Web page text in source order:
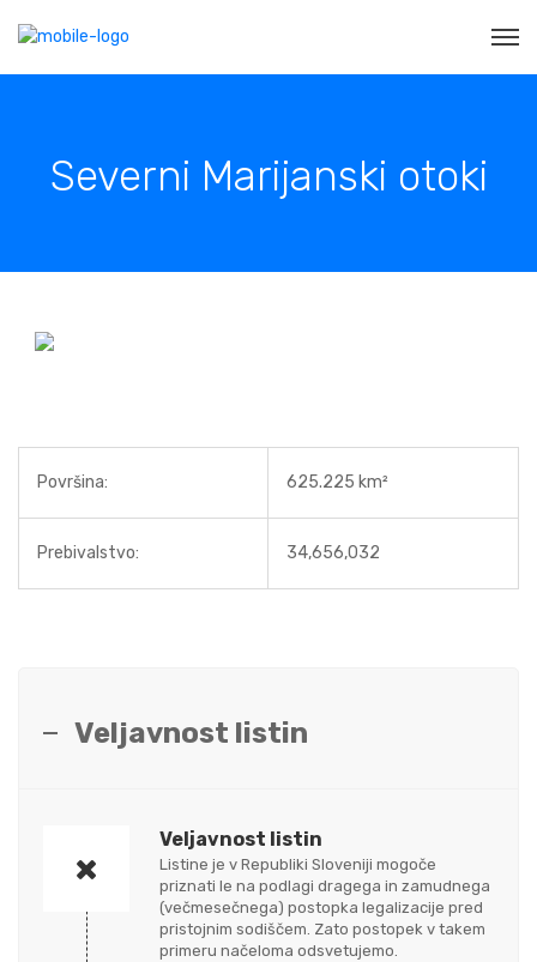
Severni Marijanski otoki
Površina: 625.225 km²
Prebivalstvo: 34,656,032
Veljavnost listin
Veljavnost listin
Listine je v Republiki Sloveniji mogoče
priznati le na podlagi dragega in zamudnega
(večmesečnega) postopka legalizacije pred
pristojnim sodiščem. Zato postopek v takem
primeru načeloma odsvetujemo.